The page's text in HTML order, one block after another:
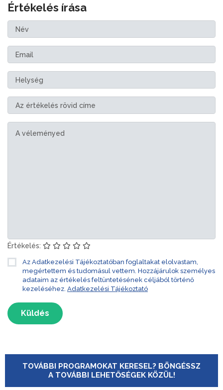
Értékelés írása
Értékelés:
Az Adatkezelési Tájékoztatóban foglaltakat elolvastam,
megértettem és tudomásul vettem. Hozzájárulok személyes
adataim az értékelés feltüntetésének céljából történő
kezeléséhez. Adatkezelési Tájékoztató
Küldés
TOVÁBBI PROGRAMOKAT KERESEL? BÖNGÉSSZ
A TOVÁBBI LEHETŐSÉGEK KÖZÜL!